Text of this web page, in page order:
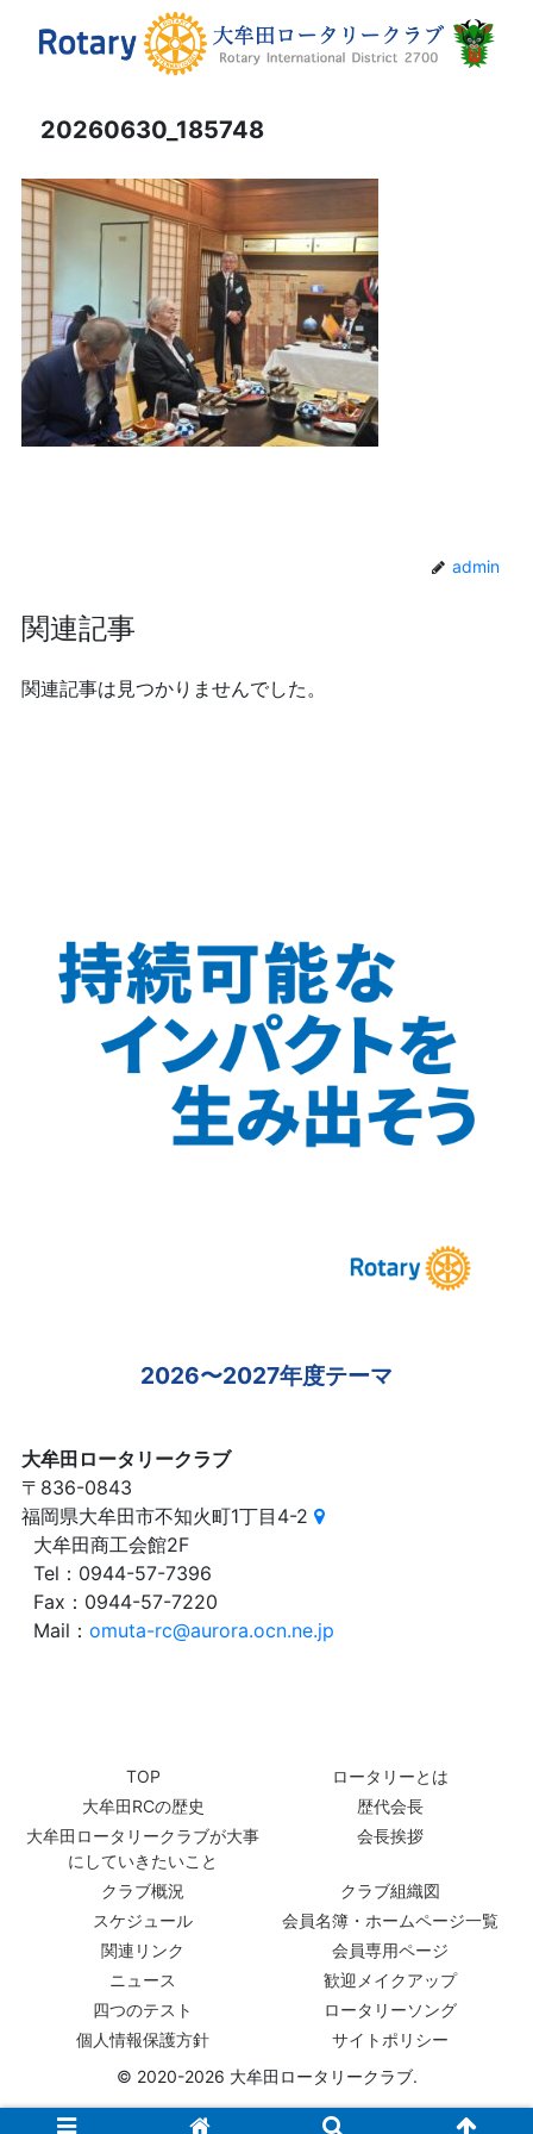
20260630_185748
admin
関連記事
関連記事は見つかりませんでした。
2026〜2027年度テーマ
大牟田ロータリークラブ
〒836-0843
福岡県大牟田市不知火町1丁目4-2
大牟田商工会館2F
Tel：0944-57-7396
Fax：0944-57-7220
Mail：omuta-rc@aurora.ocn.ne.jp
TOP
ロータリーとは
大牟田RCの歴史
歴代会長
大牟田ロータリークラブが大事
にしていきたいこと
会長挨拶
クラブ概況
クラブ組織図
スケジュール
会員名簿・ホームページ一覧
関連リンク
会員専用ページ
ニュース
歓迎メイクアップ
四つのテスト
ロータリーソング
個人情報保護方針
サイトポリシー
© 2020-2026 大牟田ロータリークラブ.